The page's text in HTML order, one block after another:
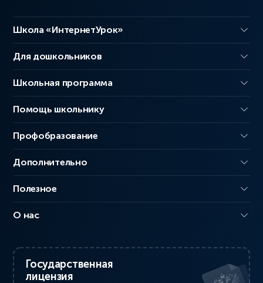
Школа «ИнтернетУрок»
Для дошкольников
Школьная программа
Помощь школьнику
Профобразование
Дополнительно
Полезное
О нас
Государственная
лицензия